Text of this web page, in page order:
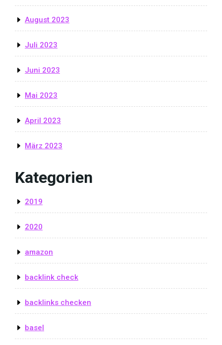
August 2023
Juli 2023
Juni 2023
Mai 2023
April 2023
März 2023
Kategorien
2019
2020
amazon
backlink check
backlinks checken
basel